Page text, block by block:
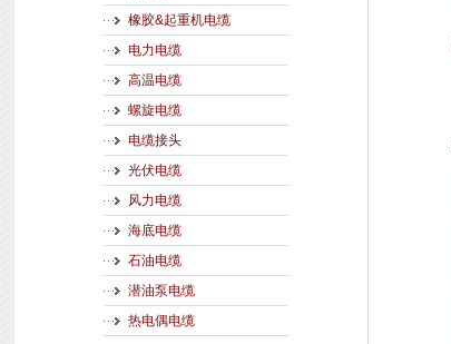
橡胶&起重机电缆
电力电缆
高温电缆
螺旋电缆
电缆接头
光伏电缆
风力电缆
海底电缆
石油电缆
潜油泵电缆
热电偶电缆